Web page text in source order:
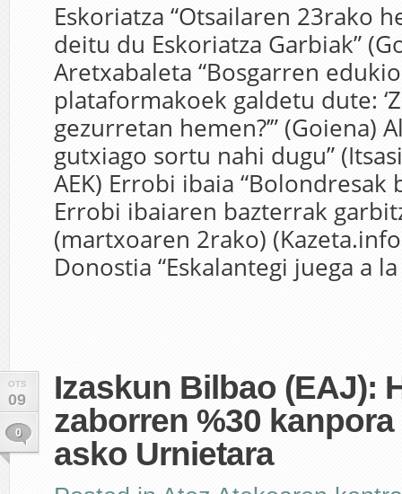
Eskoriatza “Otsailaren 23rako
deitu du Eskoriatza Garbiak”
Aretxabaleta “Bosgarren
plataformakoek galdetu dute:
gezurretan hemen?’” (Goiena)
gutxiago sortu nahi dugu”
AEK) Errobi ibaia
Errobi ibaiaren bazterrak
(martxoaren 2rako)
Donostia “Eskalantegi juega a
OTS
09
0
Izaskun Bilbao (EAJ):
zaborren %30
asko Urnietara